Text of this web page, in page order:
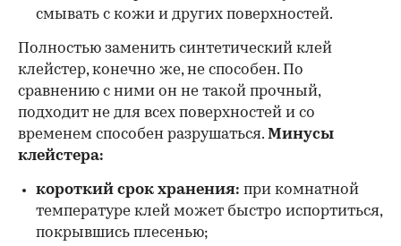
смывать с кожи и других поверхностей.
Полностью заменить синтетический клей
клейстер, конечно же, не способен. По
сравнению с ними он не такой прочный,
подходит не для всех поверхностей и со
временем способен разрушаться. Минусы
клейстера:
короткий срок хранения: при комнатной
температуре клей может быстро испортиться,
покрывшись плесенью;